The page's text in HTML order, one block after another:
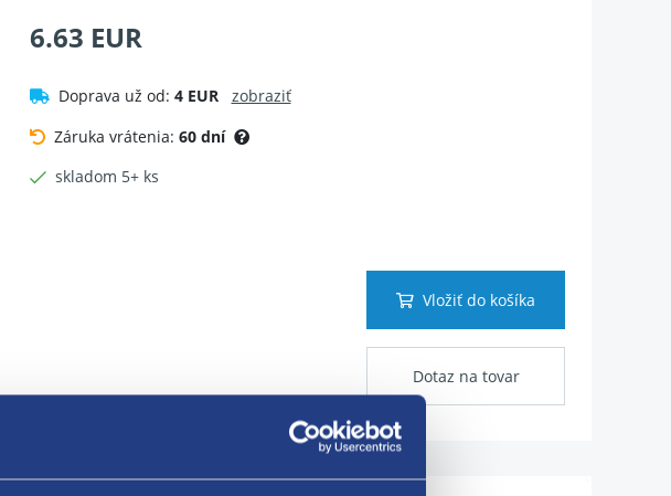
6.63 EUR
Doprava už od: 4 EUR
zobraziť
Záruka vrátenia: 60 dní
skladom 5+ ks
Vložiť do košíka
Dotaz na tovar